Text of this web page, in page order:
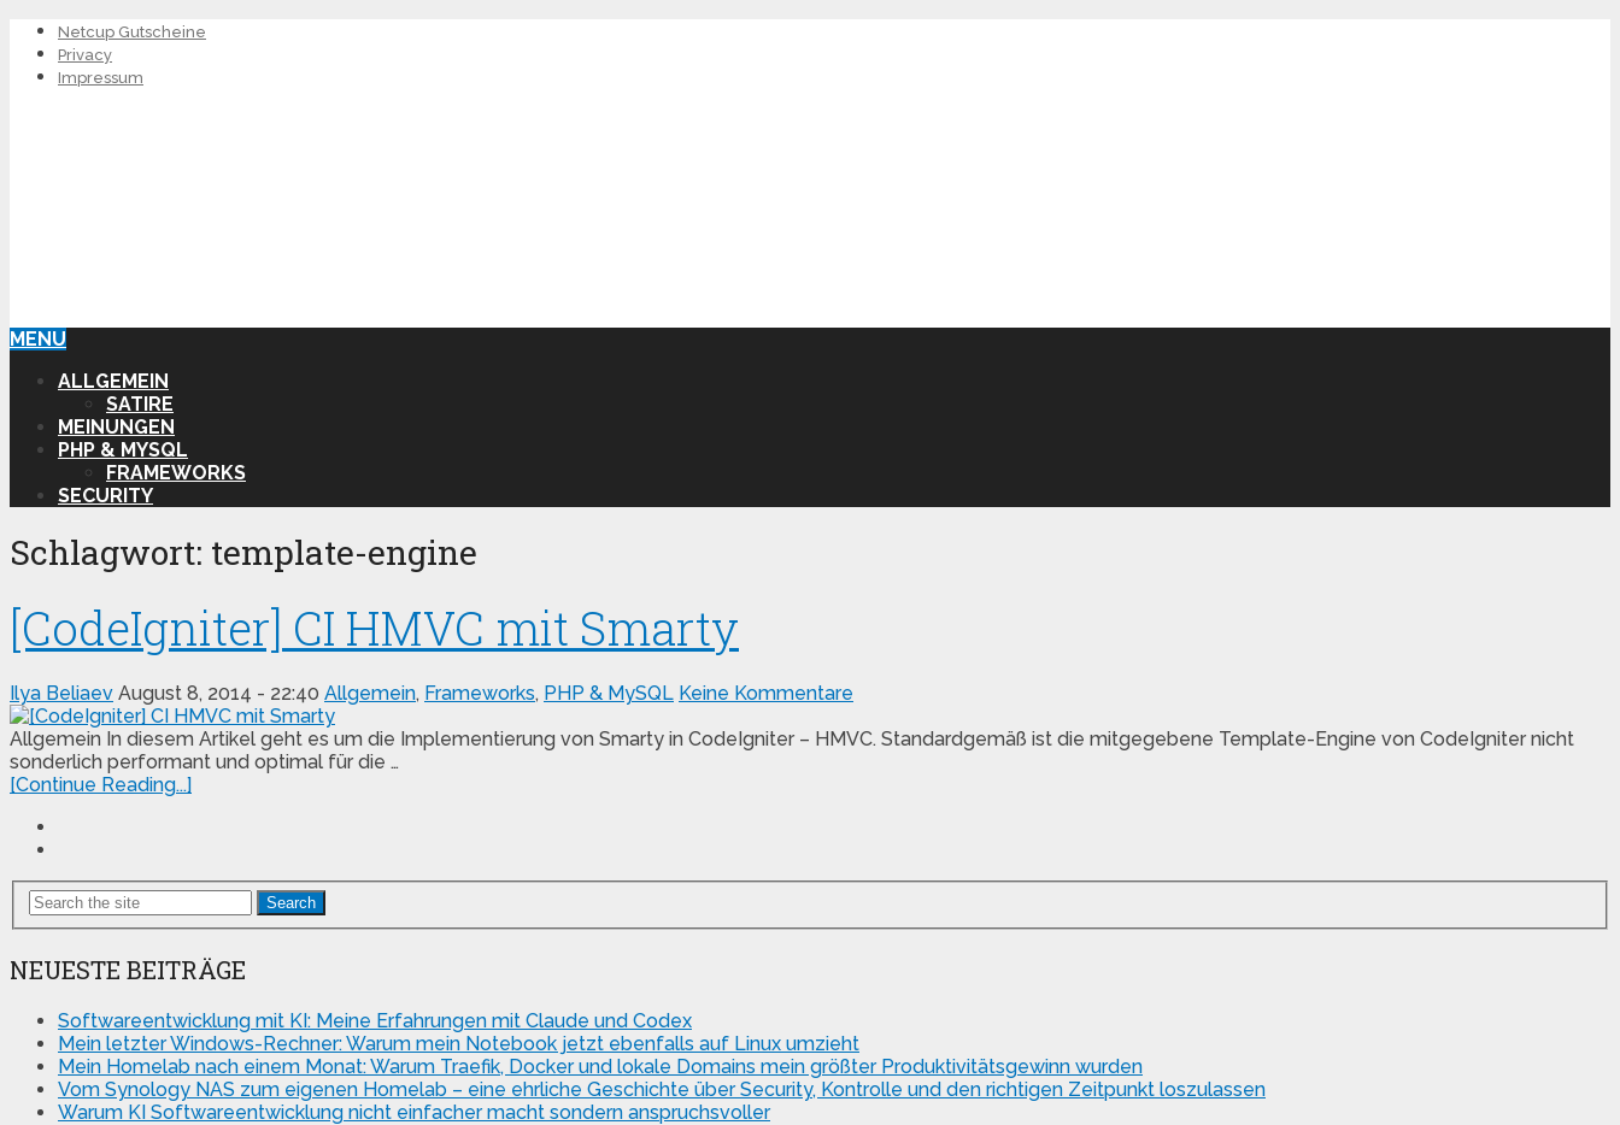
Netcup Gutscheine
Privacy
Impressum
MENU
ALLGEMEIN
SATIRE
MEINUNGEN
PHP & MYSQL
FRAMEWORKS
SECURITY
Schlagwort: template-engine
[CodeIgniter] CI HMVC mit Smarty
Ilya Beliaev August 8, 2014 - 22:40 Allgemein, Frameworks, PHP & MySQL Keine Kommentare
Allgemein In diesem Artikel geht es um die Implementierung von Smarty in CodeIgniter – HMVC. Standardgemäß ist die mitgegebene Template-Engine von CodeIgniter nicht
sonderlich performant und optimal für die …
[Continue Reading...]
Search
NEUESTE BEITRÄGE
Softwareentwicklung mit KI: Meine Erfahrungen mit Claude und Codex
Mein letzter Windows-Rechner: Warum mein Notebook jetzt ebenfalls auf Linux umzieht
Mein Homelab nach einem Monat: Warum Traefik, Docker und lokale Domains mein größter Produktivitätsgewinn wurden
Vom Synology NAS zum eigenen Homelab – eine ehrliche Geschichte über Security, Kontrolle und den richtigen Zeitpunkt loszulassen
Warum KI Softwareentwicklung nicht einfacher macht sondern anspruchsvoller